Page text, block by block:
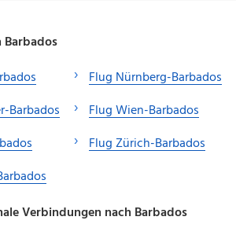
Barbados
Barbados
Flug Nürnberg-Barbados
Flug Wien-Barbados
Flug Zürich-Barbados
Verbindungen nach Barbados